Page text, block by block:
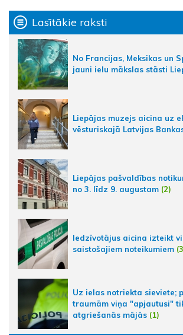
Lasītākie raksti
No Francijas, Meksikas un
jauni ielu mākslas stāsti
Liepājas muzejs aicina uz
vēsturiskajā Latvijas
Liepājas pašvaldības
no 3. līdz 9. augustam (2)
Iedzīvotājus aicina izteikt
saistošajiem noteikumiem
Uz ielas notriekta sieviete;
traumām viņa "apjautusi"
atgriešanās mājās (1)